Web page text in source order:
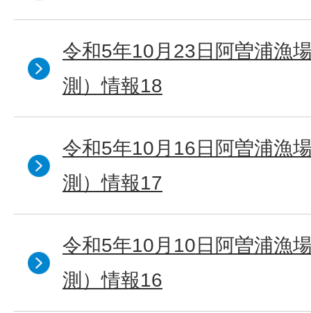
令和5年10月23日阿曽浦漁
測）情報18
令和5年10月16日阿曽浦漁
測）情報17
令和5年10月10日阿曽浦漁
測）情報16